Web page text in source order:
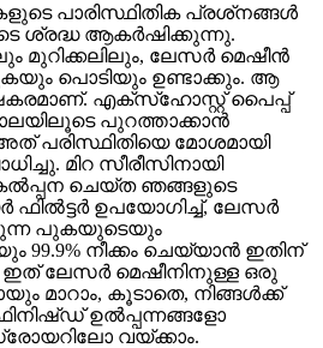
പാരിസ്ഥിതിക പ്രശ്‌നങ്ങൾ
ശ്രദ്ധ ആകർഷിക്കുന്നു.
മുറിക്കലിലും, ലേസർ മെഷീൻ
പൊടിയും ഉണ്ടാക്കും. ആ
എക്‌സ്‌ഹോസ്റ്റ് പൈപ്പ്
പുറത്താക്കാൻ
പരിസ്ഥിതിയെ മോശമായി
മിറ സീരീസിനായി
ചെയ്‌ത ഞങ്ങളുടെ
ഉപയോഗിച്ച്, ലേസർ
പുകയുടെയും
99.9% നീക്കം ചെയ്യാൻ ഇതിന്
ഇത് ലേസർ മെഷീനിനുള്ള ഒരു
മാറാം, കൂടാതെ, നിങ്ങൾക്ക്
ഫിനിഷ്ഡ് ഉൽപ്പന്നങ്ങളോ
വയ്ക്കാം.